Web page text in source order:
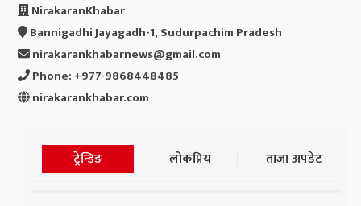
NirakaranKhabar
Bannigadhi Jayagadh-1, Sudurpachim Pradesh
nirakarankhabarnews@gmail.com
Phone: +977-9868448485
nirakarankhabar.com
ट्रेन्डिङ लोकप्रिय ताजा अपडेट